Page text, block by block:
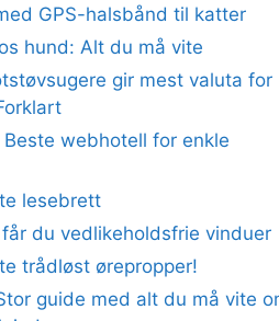
GPS-halsbånd til katter
hund: Alt du må vite
gir mest valuta for
webhotell for enkle
lesebrett
du vedlikeholdsfrie vinduer
trådløst ørepropper!
guide med alt du må vite